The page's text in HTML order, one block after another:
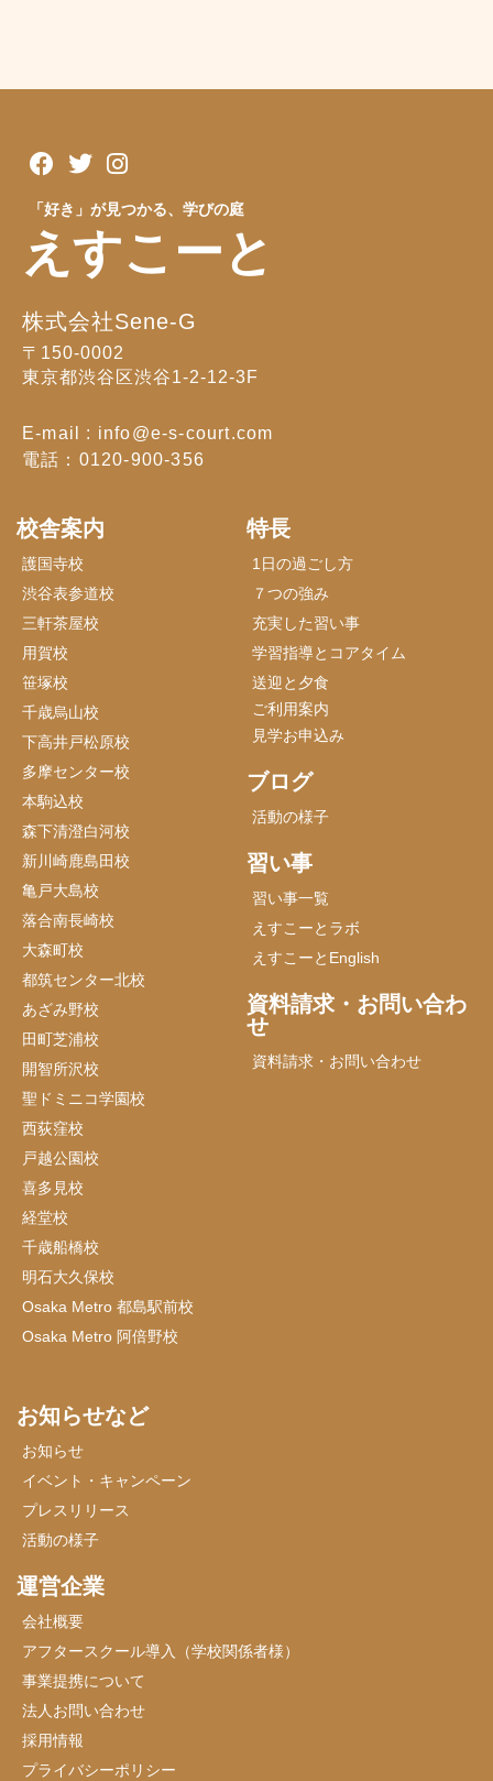
「好き」が見つかる、学びの庭
えすこーと
株式会社Sene-G
〒150-0002
東京都渋谷区渋谷1-2-12-3F
E-mail : info@e-s-court.com
電話：0120-900-356
校舎案内
護国寺校
渋谷表参道校
三軒茶屋校
用賀校
笹塚校
千歳烏山校
下高井戸松原校
多摩センター校
本駒込校
森下清澄白河校
新川崎鹿島田校
亀戸大島校
落合南長崎校
大森町校
都筑センター北校
あざみ野校
田町芝浦校
開智所沢校
聖ドミニコ学園校
西荻窪校
戸越公園校
喜多見校
経堂校
千歳船橋校
明石大久保校
Osaka Metro 都島駅前校
Osaka Metro 阿倍野校
特長
1日の過ごし方
７つの強み
充実した習い事
学習指導とコアタイム
送迎と夕食
ご利用案内
見学お申込み
ブログ
活動の様子
習い事
習い事一覧
えすこーとラボ
えすこーとEnglish
資料請求・お問い合わ
せ
資料請求・お問い合わせ
お知らせなど
お知らせ
イベント・キャンペーン
プレスリリース
活動の様子
運営企業
会社概要
アフタースクール導入（学校関係者様）
事業提携について
法人お問い合わせ
採用情報
プライバシーポリシー